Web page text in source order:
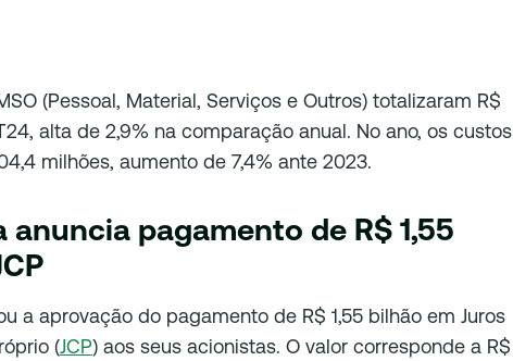
(Pessoal, Material, Serviços e Outros) totalizaram R$
alta de 2,9% na comparação anual. No ano, os custos
milhões, aumento de 7,4% ante 2023.
anuncia pagamento de R$ 1,55
a aprovação do pagamento de R$ 1,55 bilhão em Juros
(JCP) aos seus acionistas. O valor corresponde a R$